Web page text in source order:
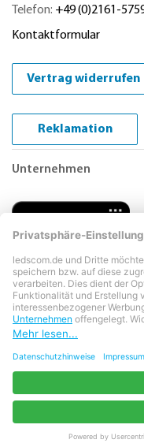
Telefon: +49 (0)2161-
Kontaktformular
Vertrag widerrufen
Reklamation
Unternehmen
Copyright